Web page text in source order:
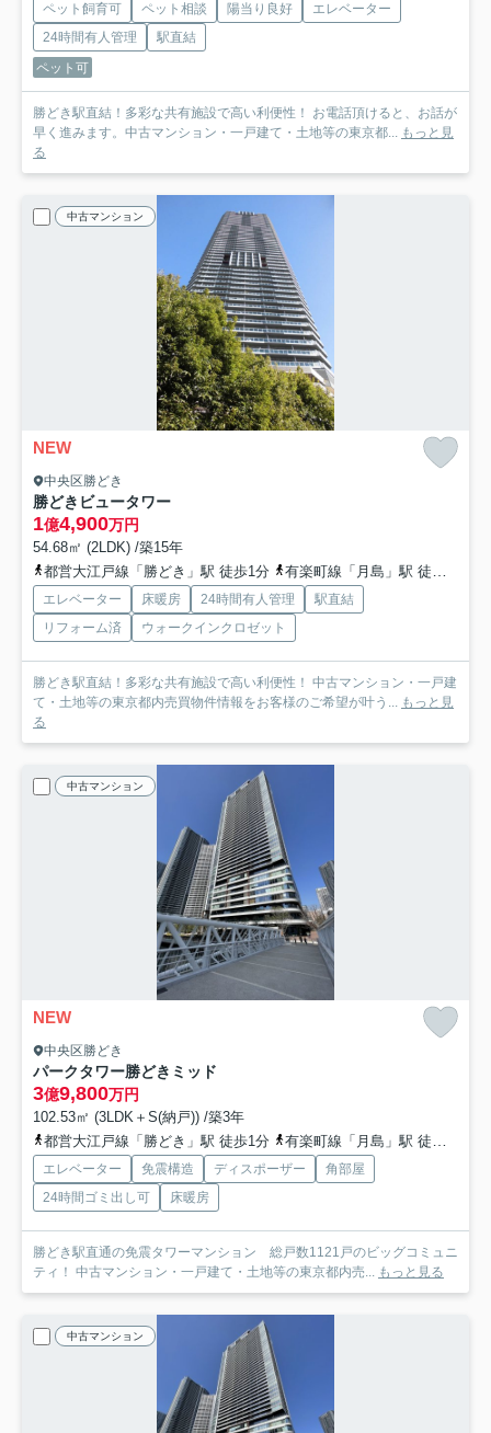
ペット飼育可 ペット相談 陽当り良好
エレベーター
24時間有人管理
駅直結
ペット可
勝どき駅直結！多彩な共有施設で高い利便性！ お電話頂けると、お話が
早く進みます。中古マンション・一戸建て・土地等の東京都... もっと見
る
中古マンション
NEW
中央区勝どき
勝どきビュータワー
1億4,900万円
54.68㎡ (2LDK) /築15年
都営大江戸線「勝どき」駅 徒歩1分
有楽町線「月島」駅 徒歩12分
エレベーター 床暖房 24時間有人管理
駅直結
リフォーム済
ウォークインクロゼット
勝どき駅直結！多彩な共有施設で高い利便性！ 中古マンション・一戸建
て・土地等の東京都内売買物件情報をお客様のご希望が叶う... もっと見
る
中古マンション
NEW
中央区勝どき
パークタワー勝どきミッド
3億9,800万円
102.53㎡ (3LDK＋S(納戸)) /築3年
都営大江戸線「勝どき」駅 徒歩1分
有楽町線「月島」駅 徒歩18分
エレベーター 免震構造 ディスポーザー
角部屋
24時間ゴミ出し可
床暖房
勝どき駅直通の免震タワーマンション 総戸数1121戸のビッグコミュニ
ティ！ 中古マンション・一戸建て・土地等の東京都内売... もっと見る
中古マンション